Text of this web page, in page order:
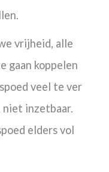
vrijheid, alle
gaan koppelen
veel te ver
niet inzetbaar.
elders vol